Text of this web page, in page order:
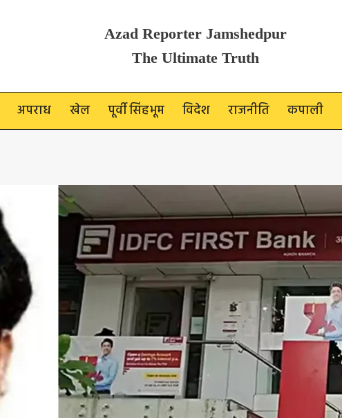
Azad Reporter Jamshedpur
The Ultimate Truth
अपराध खेल पूर्वी सिंहभूम विदेश राजनीति कपाली